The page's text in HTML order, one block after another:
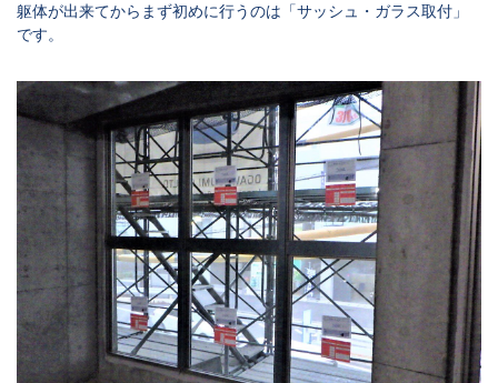
躯体が出来てからまず初めに行うのは「サッシュ・ガラス取付」
です。